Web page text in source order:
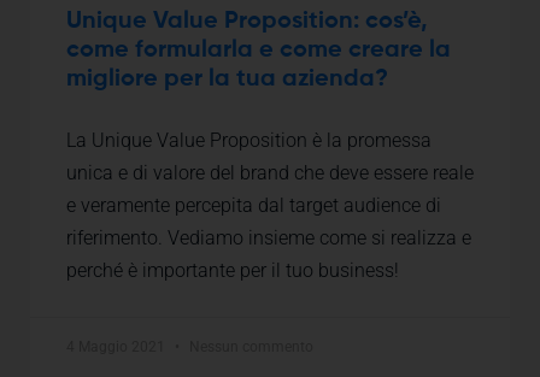
Unique Value Proposition: cos’è,
come formularla e come creare la
migliore per la tua azienda?
La Unique Value Proposition è la promessa
unica e di valore del brand che deve essere reale
e veramente percepita dal target audience di
riferimento. Vediamo insieme come si realizza e
perché è importante per il tuo business!